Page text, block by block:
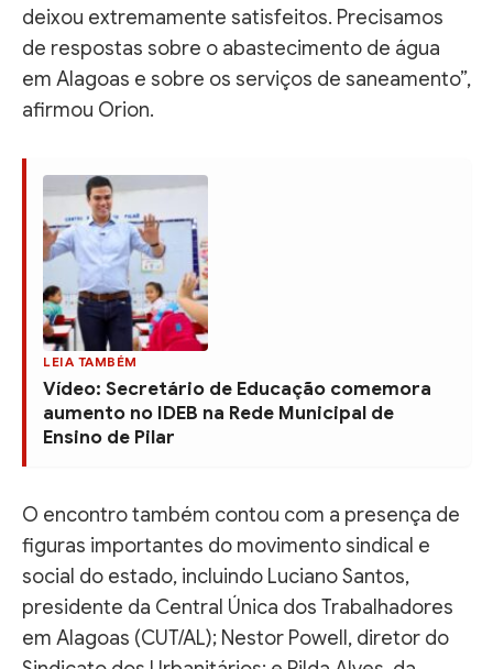
deixou extremamente satisfeitos. Precisamos
de respostas sobre o abastecimento de água
em Alagoas e sobre os serviços de saneamento”,
afirmou Orion.
LEIA TAMBÉM
Vídeo: Secretário de Educação comemora
aumento no IDEB na Rede Municipal de
Ensino de Pilar
O encontro também contou com a presença de
figuras importantes do movimento sindical e
social do estado, incluindo Luciano Santos,
presidente da Central Única dos Trabalhadores
em Alagoas (CUT/AL); Nestor Powell, diretor do